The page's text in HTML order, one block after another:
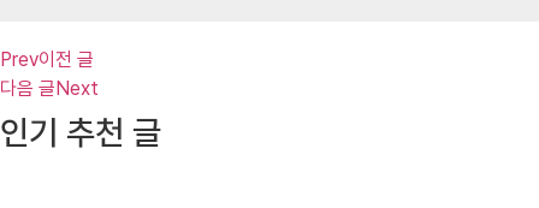
Prev이전 글
다음 글Next
인기 추천 글